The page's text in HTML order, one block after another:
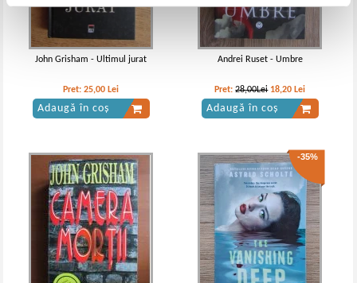
John Grisham - Ultimul jurat
Pret:25,00 Lei
Adaugă în coș
Andrei Ruset - Umbre
Pret:28,00Lei 18,20 Lei
Adaugă în coș
-35%